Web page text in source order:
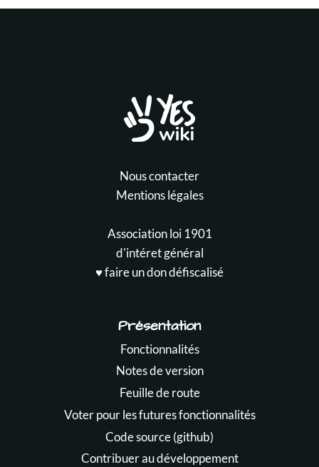
Nous contacter
Mentions légales
Association loi 1901
d'intéret général
♥️ faire un don défiscalisé
Présentation
Fonctionnalités
Notes de version
Feuille de route
Voter pour les futures fonctionnalités
Code source (github)
Contribuer au développement